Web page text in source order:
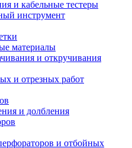
и кабельные тестеры
инструмент
материалы
и откручивания
и отрезных работ
и долбления
и отбойных